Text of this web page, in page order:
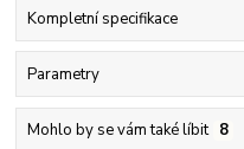
Kompletní specifikace
Parametry
Mohlo by se vám také líbit 8